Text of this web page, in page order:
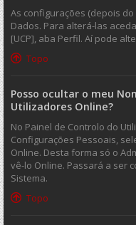
As configurações (depois
Dados. Para alterá-las
[UCP], aba Perfil. Aí pode
Topo
Posso ocultar o meu
Utilizadores Online?
No Painel de Controlo do
Configurações Pessoais,
Online. Desta forma só o
vê-lo Online. Passará a ser
Sistema.
Topo